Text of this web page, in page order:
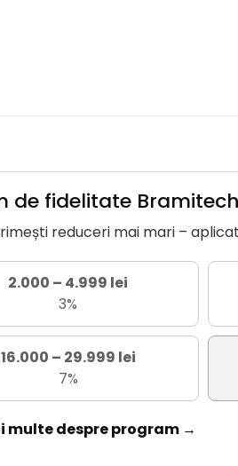
de fidelitate Bramitech
reduceri mai mari –
2.000 – 4.999 lei
3%
16.000 – 29.999 lei
7%
multe despre program →